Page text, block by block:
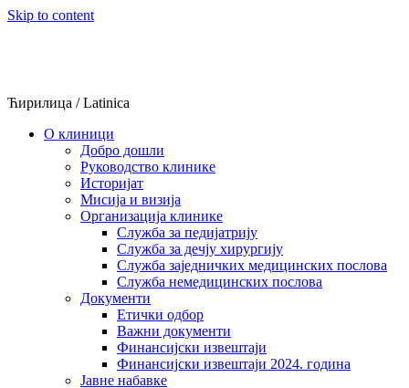
Skip to content
Ћирилица /Latinica
О клиници
Добро дошли
Руководство клинике
Историјат
Мисија и визија
Организација клинике
Служба за педијатрију
Служба за дечју хирургију
Служба заједничких медицинских послова
Служба немедицинских послова
Документи
Етички одбор
Важни документи
Финансијски извештаји
Финансијски извештаји 2024. година
Јавне набавке